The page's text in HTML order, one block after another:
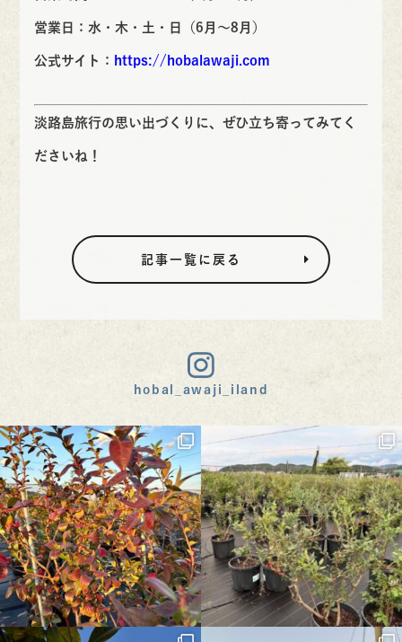
営業日：水・木・土・日（6月～8月）
公式サイト： https://hobalawaji.com
淡路島旅行の思い出づくりに、ぜひ立ち寄ってみてく
ださいね！
記事一覧に戻る
hobal_awaji_iland